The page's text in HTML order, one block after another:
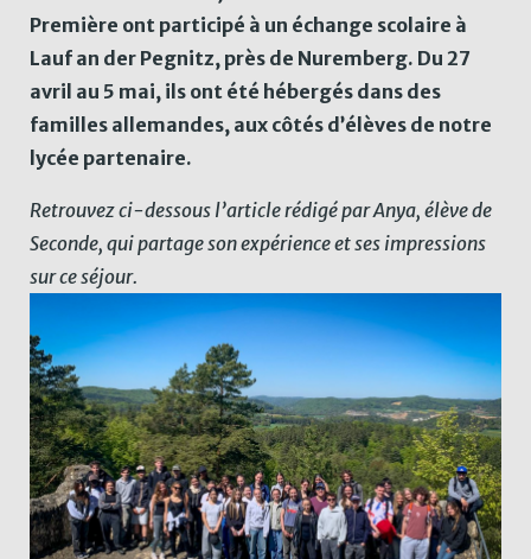
Première ont participé à un échange scolaire à
Lauf an der Pegnitz, près de Nuremberg. Du 27
avril au 5 mai, ils ont été hébergés dans des
familles allemandes, aux côtés d’élèves de notre
lycée partenaire.
Retrouvez ci-dessous l’article rédigé par Anya, élève de
Seconde, qui partage son expérience et ses impressions
sur ce séjour.